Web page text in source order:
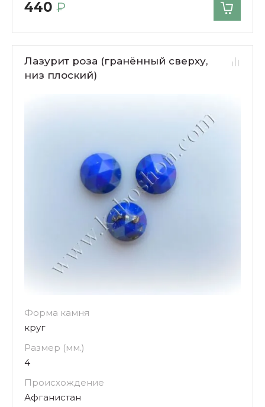
440 ₽
Лазурит роза (гранённый сверху,
низ плоский)
Форма камня
круг
Размер (мм.)
4
Происхождение
Афганистан